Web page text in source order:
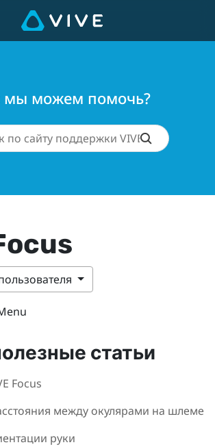
мы можем помочь?
статьи
Focus
между окулярами на шлеме
руки